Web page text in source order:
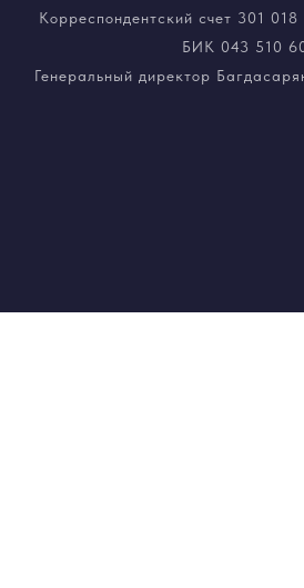
Корреспондентский счет 301
БИК 043 510
Генеральный директор